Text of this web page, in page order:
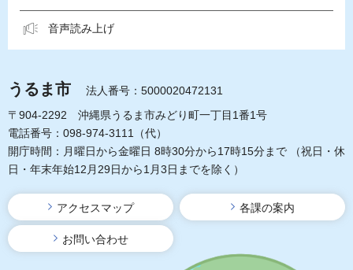
音声読み上げ
うるま市
法人番号：5000020472131
〒904-2292 沖縄県うるま市みどり町一丁目1番1号
電話番号：098-974-3111（代）
開庁時間：月曜日から金曜日 8時30分から17時15分まで
（祝日・休
日・年末年始12月29日から1月3日までを除く）
アクセスマップ 各課の案内
お問い合わせ